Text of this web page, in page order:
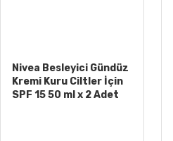
Nivea Besleyici Gündüz
Kremi Kuru Ciltler İçin
SPF 15 50 ml x 2 Adet